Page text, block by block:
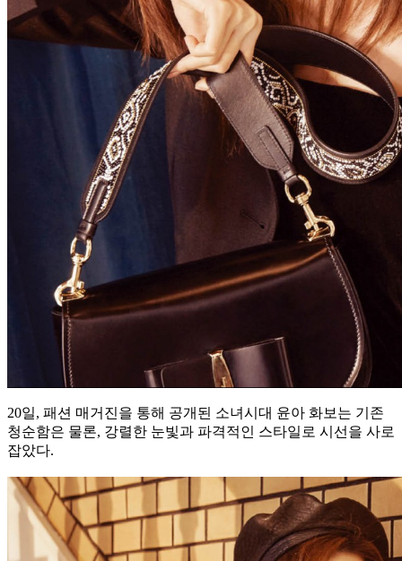
20일, 패션 매거진을 통해 공개된 소녀시대 윤아 화보는 기존
청순함은 물론, 강렬한 눈빛과 파격적인 스타일로 시선을 사로
잡았다.